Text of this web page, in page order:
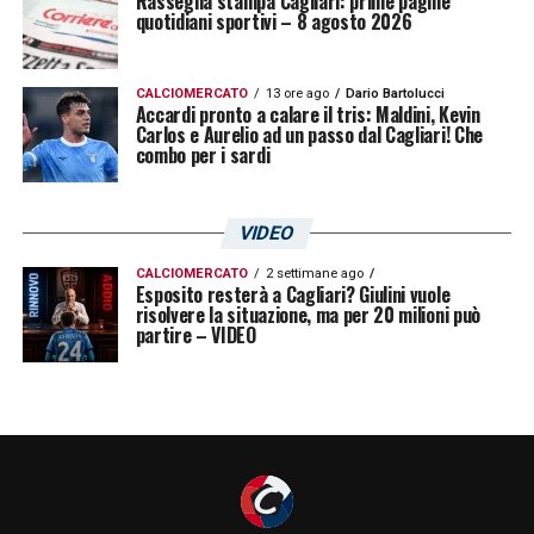
hanno manifestato sin da subito la “volontà”
di contribuire. Va però ricordato che alle
dipendenze delle società di calcio ci sono
“altri” allenatori, istruttori, preparatori e
collaboratori che hanno meri redditi di
ammissibile pensare ad alcuna riduzione.
Per umanità».
quotidiani sportivi – 8 agosto 2026
CALCIOMERCATO 13 ore ago Dario Bartolucci
Accardi pronto a calare il tris: Maldini, Kevin
Carlos e Aurelio ad un passo dal Cagliari! Che
combo per i sardi
VIDEO
CALCIOMERCATO 2 settimane ago
Esposito resterà a Cagliari? Giulini vuole
risolvere la situazione, ma per 20 milioni può
partire – VIDEO